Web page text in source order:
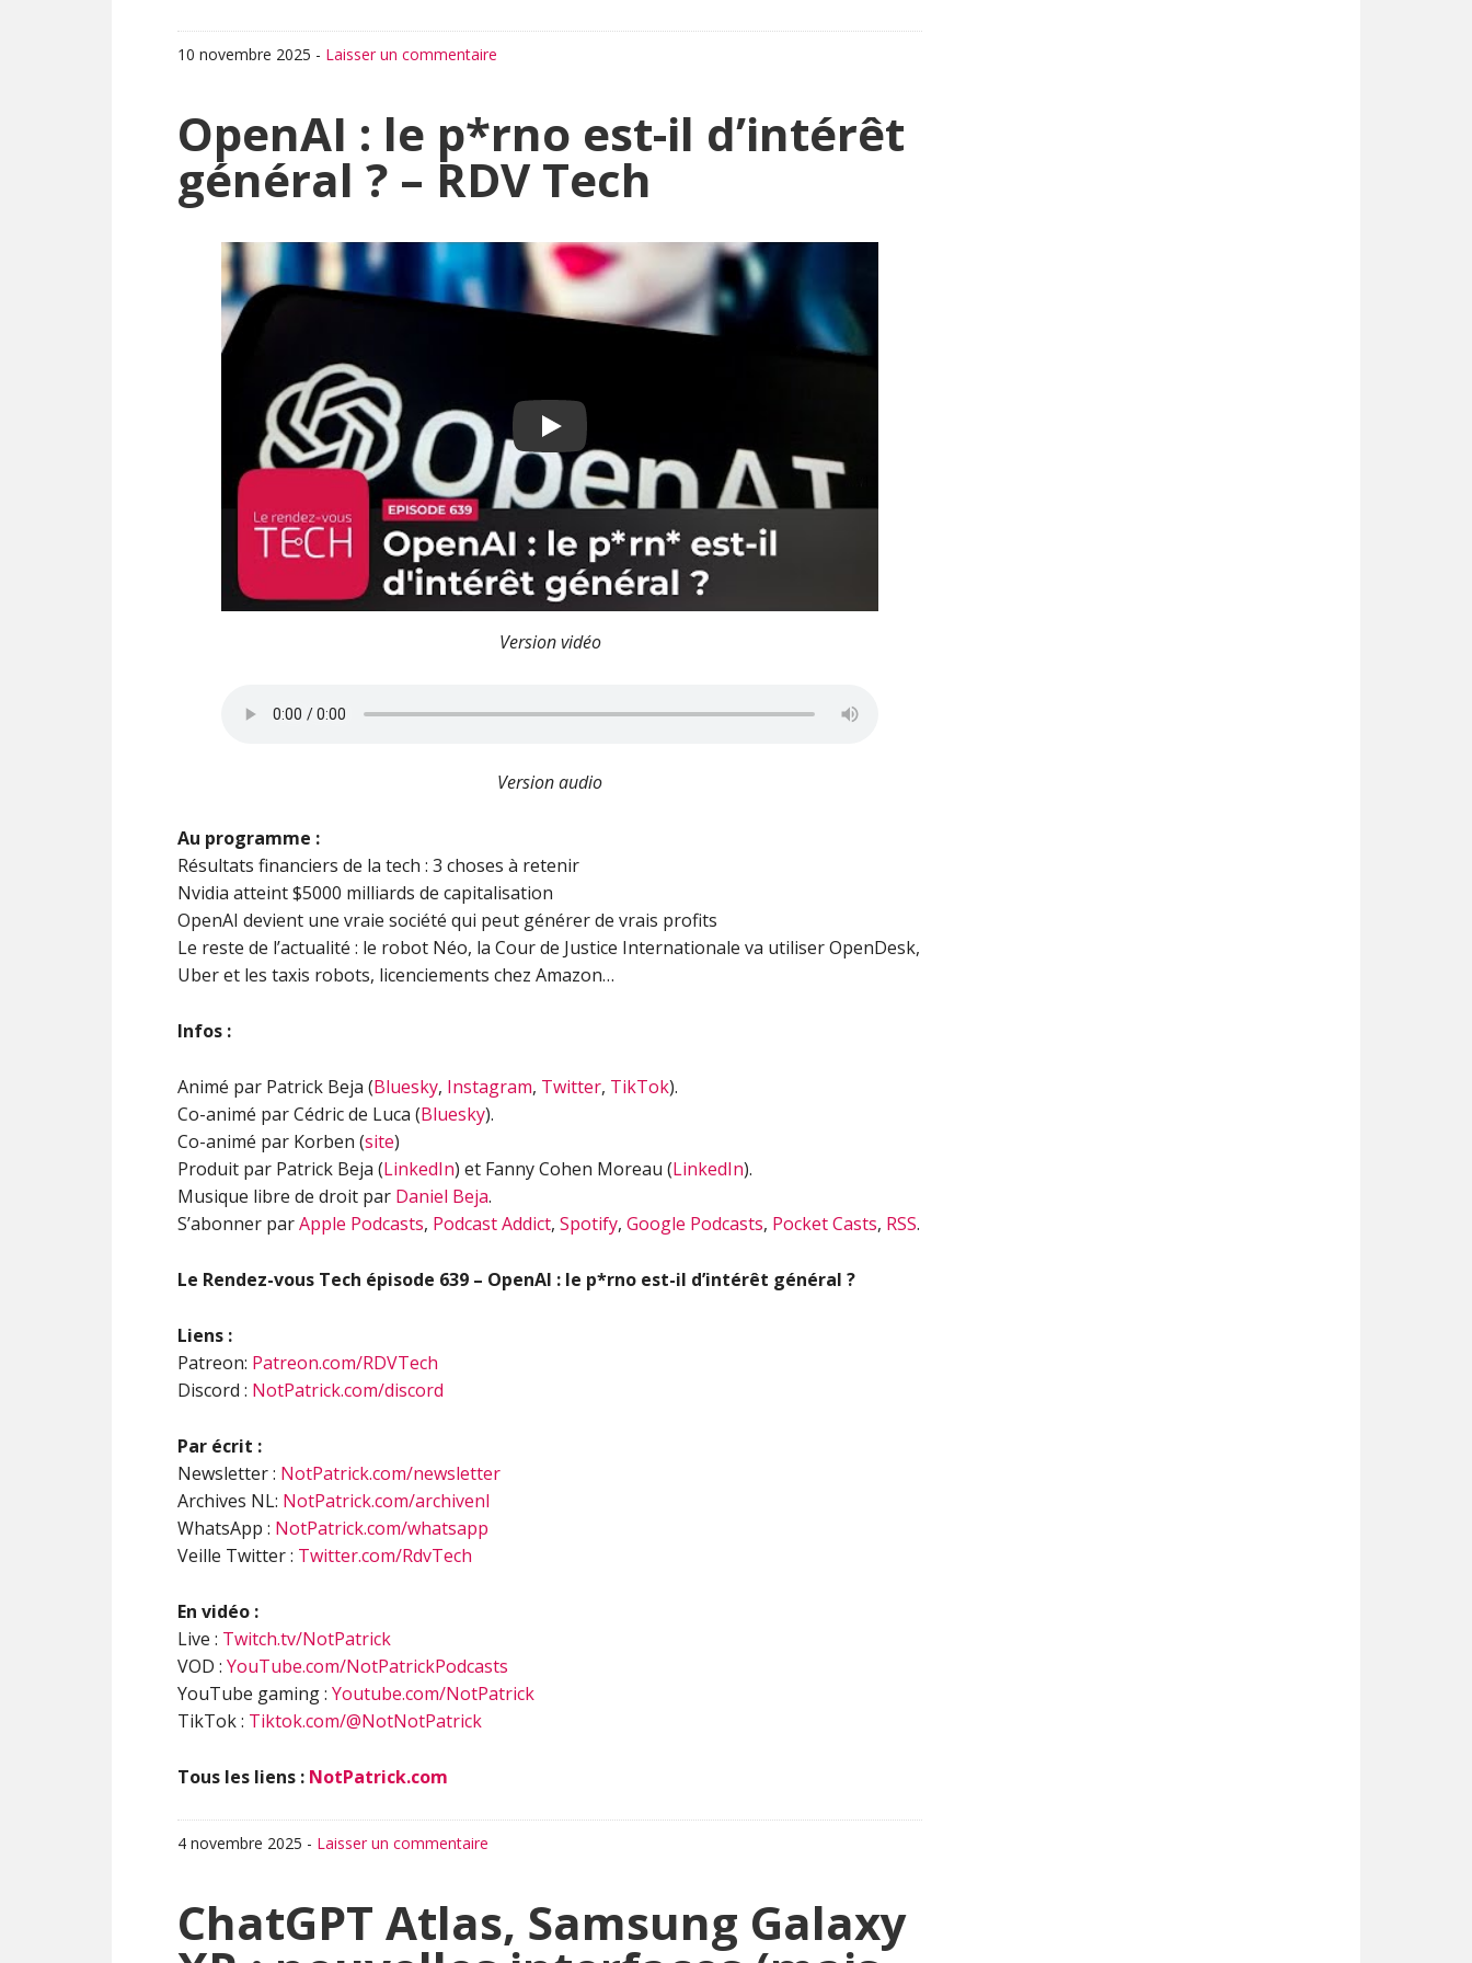
10 novembre 2025 - Laisser un commentaire
OpenAI : le p*rno est-il d’intérêt
général ? – RDV Tech
Play
Version vidéo
Version audio
Au programme :
Résultats financiers de la tech : 3 choses à retenir
Nvidia atteint $5000 milliards de capitalisation
OpenAI devient une vraie société qui peut générer de vrais profits
Le reste de l’actualité : le robot Néo, la Cour de Justice Internationale va utiliser OpenDesk,
Uber et les taxis robots, licenciements chez Amazon…
Infos :
Animé par Patrick Beja (Bluesky, Instagram, Twitter, TikTok).
Co-animé par Cédric de Luca (Bluesky).
Co-animé par Korben (site)
Produit par Patrick Beja (LinkedIn) et Fanny Cohen Moreau (LinkedIn).
Musique libre de droit par Daniel Beja.
S’abonner parApple Podcasts, Podcast Addict, Spotify, Google Podcasts, Pocket Casts, RSS.
Le Rendez-vous Tech épisode 639 – OpenAI : le p*rno est-il d’intérêt général ?
Liens :
Patreon: Patreon.com/RDVTech
Discord : NotPatrick.com/discord
Par écrit :
Newsletter : NotPatrick.com/newsletter
Archives NL: NotPatrick.com/archivenl
WhatsApp : NotPatrick.com/whatsapp
Veille Twitter : Twitter.com/RdvTech
En vidéo :
Live : Twitch.tv/NotPatrick
VOD : YouTube.com/NotPatrickPodcasts
YouTube gaming : Youtube.com/NotPatrick
TikTok : Tiktok.com/@NotNotPatrick
Tous les liens : NotPatrick.com
4 novembre 2025 - Laisser un commentaire
ChatGPT Atlas, Samsung Galaxy